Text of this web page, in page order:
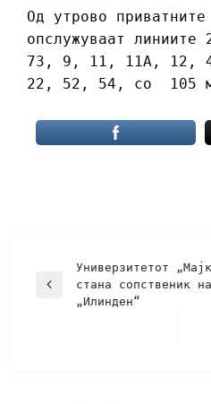
Од утрово
опслужуваат
73, 9, 11, 11A, 12,
22, 52, 54, со 105
Универзитетот
стана сопственик
„Илинден“